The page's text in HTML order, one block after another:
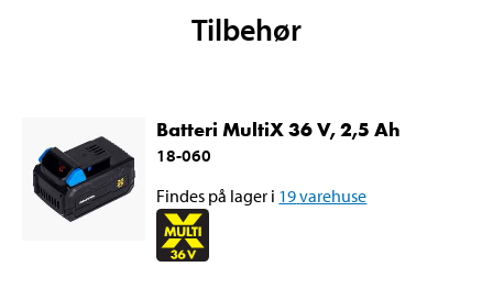
Tilbehør
Batteri MultiX 36 V, 2,5 Ah
18-060
Findes på lager i 19varehuse